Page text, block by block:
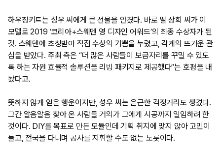
하우징키트는 성우 씨에게 큰 선물을 안겼다. 바로 딸 상희 씨가 이
모델로 2019 ‘코리아+스웨덴 영 디자인 어워드’의 최종 수상자가 된
것. 스웨덴에 초청받아 직접 수상의 기쁨을 누렸고, 각계의 뜨거운 관
심을 받았다. 주최 측은 “더 많은 사람들이 보금자리를 꾸밀 수 있도
록 하는 자원 효율적 솔루션을 리빙 패키지로 제공했다”는 호평을 내
놨다고.
뜻하지 않게 얻은 행운이지만, 성우 씨는 은근한 걱정거리도 생겼다.
그간 알음알음 찾아 온 사람들 거의가 그에게 시공까지 일임하려 한
것이다. DIY를 목표로 만든 모듈인데 기획 취지에 맞지 않아 고민이
들고, 전국을 다니며 공사를 지휘할 수도 없는 노릇이다.